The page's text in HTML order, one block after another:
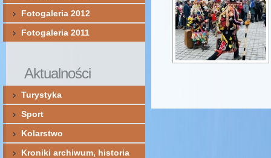
Fotogaleria 2012
Fotogaleria 2011
Aktualności
Turystyka
Sport
Kolarstwo
Kroniki archiwum, historia